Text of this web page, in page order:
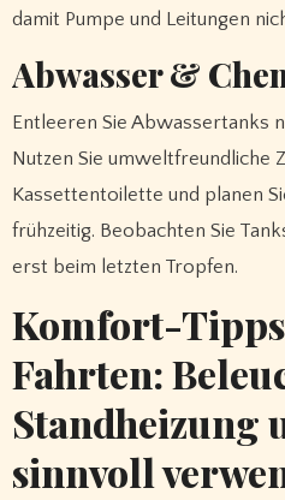
damit Pumpe und Leitungen
Abwasser &
Entleeren Sie Abwassertanks
Nutzen Sie umweltfreundliche
Kassettentoilette und planen
frühzeitig. Beobachten Sie
erst beim letzten Tropfen.
Komfort-
Fahrten:
Standheizung
sinnvoll